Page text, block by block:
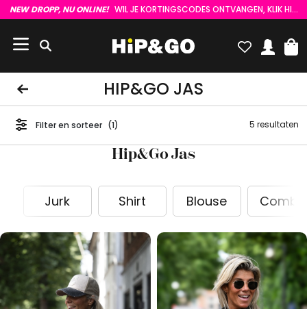
NEW DROPP, NU ONLINE! WIL JE KORTINGSCODES ONTVANGEN, KLIK HIER :)
HIP&GO JAS
Filter en sorteer 1 5 resultaten
Hip&Go Jas
Jurk Shirt Blouse